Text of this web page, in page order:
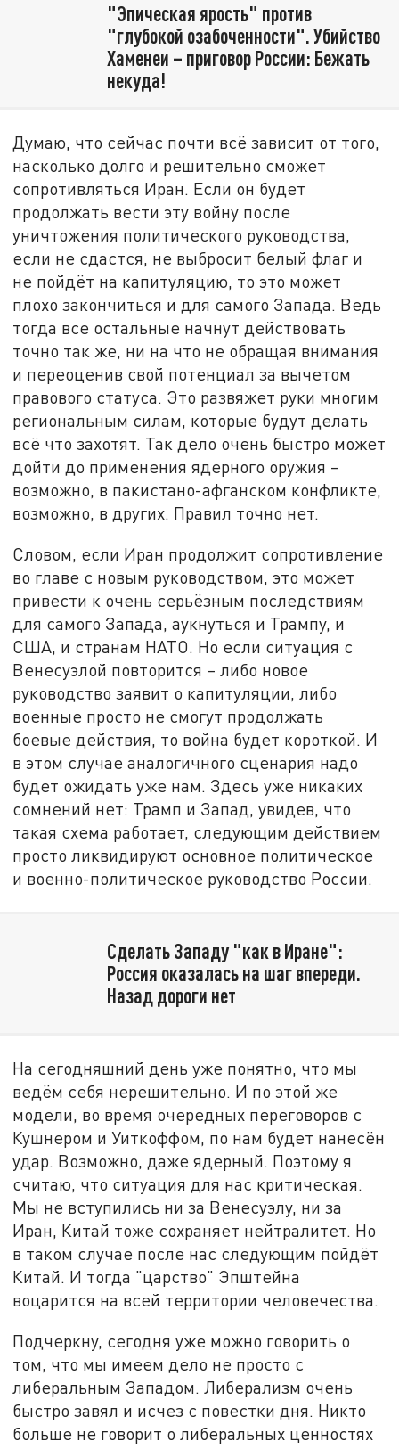
"Эпическая ярость" против
"глубокой озабоченности". Убийство
Хаменеи – приговор России: Бежать
некуда!
Думаю, что сейчас почти всё зависит от того,
насколько долго и решительно сможет
сопротивляться Иран. Если он будет
продолжать вести эту войну после
уничтожения политического руководства,
если не сдастся, не выбросит белый флаг и
не пойдёт на капитуляцию, то это может
плохо закончиться и для самого Запада. Ведь
тогда все остальные начнут действовать
точно так же, ни на что не обращая внимания
и переоценив свой потенциал за вычетом
правового статуса. Это развяжет руки многим
региональным силам, которые будут делать
всё что захотят. Так дело очень быстро может
дойти до применения ядерного оружия –
возможно, в пакистано-афганском конфликте,
возможно, в других. Правил точно нет.
Словом, если Иран продолжит сопротивление
во главе с новым руководством, это может
привести к очень серьёзным последствиям
для самого Запада, аукнуться и Трампу, и
США, и странам НАТО. Но если ситуация с
Венесуэлой повторится – либо новое
руководство заявит о капитуляции, либо
военные просто не смогут продолжать
боевые действия, то война будет короткой. И
в этом случае аналогичного сценария надо
будет ожидать уже нам. Здесь уже никаких
сомнений нет: Трамп и Запад, увидев, что
такая схема работает, следующим действием
просто ликвидируют основное политическое
и военно-политическое руководство России.
Сделать Западу "как в Иране":
Россия оказалась на шаг впереди.
Назад дороги нет
На сегодняшний день уже понятно, что мы
ведём себя нерешительно. И по этой же
модели, во время очередных переговоров с
Кушнером и Уиткоффом, по нам будет нанесён
удар. Возможно, даже ядерный. Поэтому я
считаю, что ситуация для нас критическая.
Мы не вступились ни за Венесуэлу, ни за
Иран, Китай тоже сохраняет нейтралитет. Но
в таком случае после нас следующим пойдёт
Китай. И тогда "царство" Эпштейна
воцарится на всей территории человечества.
Подчеркну, сегодня уже можно говорить о
том, что мы имеем дело не просто с
либеральным Западом. Либерализм очень
быстро завял и исчез с повестки дня. Никто
больше не говорит о либеральных ценностях